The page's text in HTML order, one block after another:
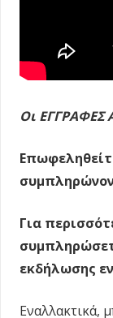
Οι ΕΓΓΡΑΦΕΣ
Για
εκδήλωσης
Εναλλακτικά,